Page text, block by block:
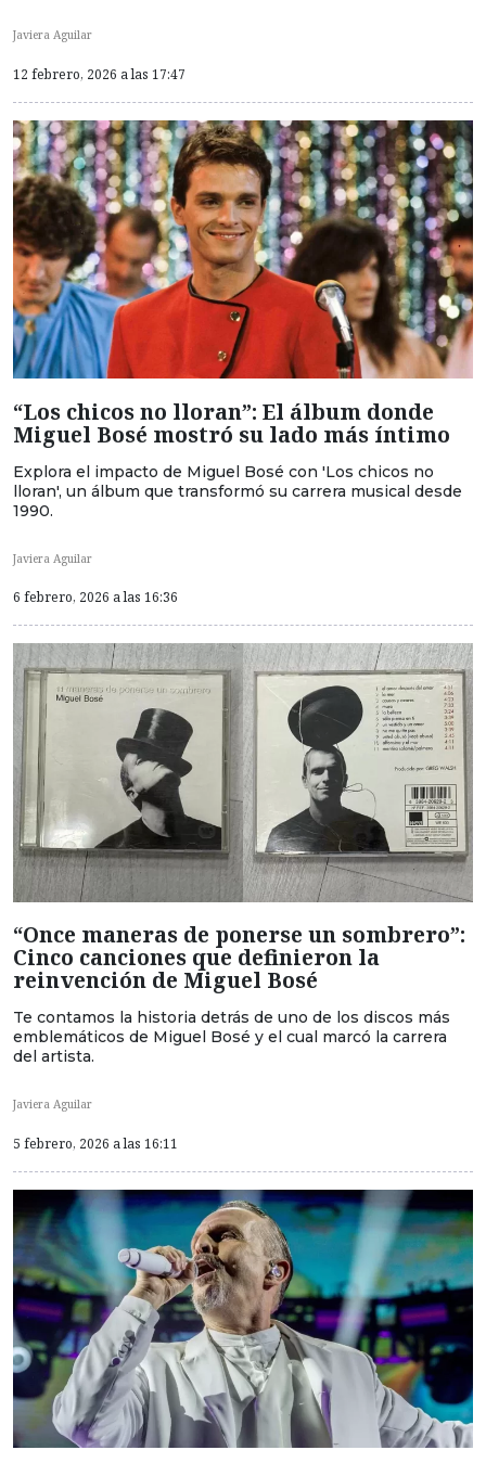
Javiera Aguilar
12 febrero, 2026 a las 17:47
“Los chicos no lloran”: El álbum donde
Miguel Bosé mostró su lado más íntimo
Explora el impacto de Miguel Bosé con 'Los chicos no
lloran', un álbum que transformó su carrera musical desde
1990.
Javiera Aguilar
6 febrero, 2026 a las 16:36
“Once maneras de ponerse un sombrero”:
Cinco canciones que definieron la
reinvención de Miguel Bosé
Te contamos la historia detrás de uno de los discos más
emblemáticos de Miguel Bosé y el cual marcó la carrera
del artista.
Javiera Aguilar
5 febrero, 2026 a las 16:11